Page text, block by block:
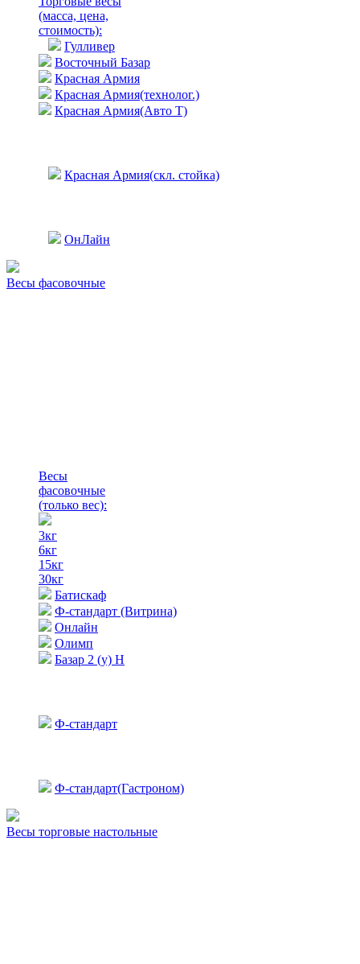
(масса, цена,
стоимость):
Гулливер
Восточный Базар
Красная Армия
Красная Армия(технолог.)
Красная Армия(Авто Т)
Красная Армия(скл. стойка)
ОнЛайн
Весы фасовочные
Весы
фасовочные
(только вес):
3кг
6кг
15кг
30кг
Батискаф
Ф-стандарт (Витрина)
Онлайн
Олимп
Базар 2 (у) Н
Ф-стандарт
Ф-стандарт(Гастроном)
Весы торговые настольные